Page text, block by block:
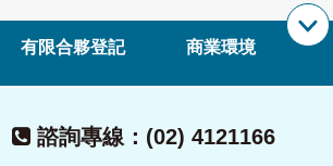
有限合夥登記 商業環境
諮詢專線：(02) 4121166